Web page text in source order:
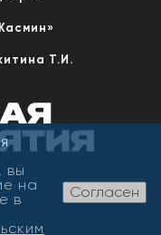
Т.И.
вы
на
в
Согласен